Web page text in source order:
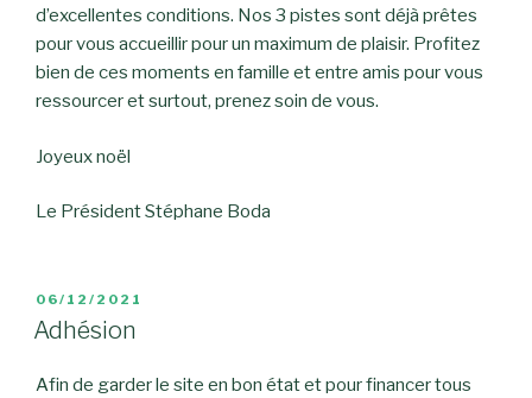
d’excellentes conditions. Nos 3 pistes sont déjà prêtes
pour vous accueillir pour un maximum de plaisir. Profitez
bien de ces moments en famille et entre amis pour vous
ressourcer et surtout, prenez soin de vous.
Joyeux noël
Le Président Stéphane Boda
PUBLIÉ
LE
06/12/2021
Adhésion
Afin de garder le site en bon état et pour financer tous